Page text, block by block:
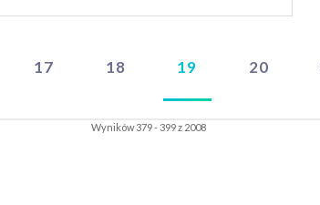
17 18 19 20
Wyników 379 - 399 z 2008